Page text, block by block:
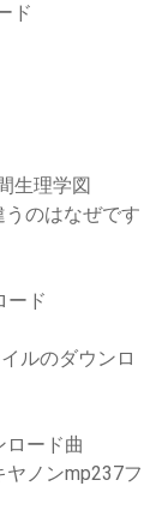
ド
生理学図
のはなぜです
ード
ルのダウンロ
ロード曲
ノンmp237フ